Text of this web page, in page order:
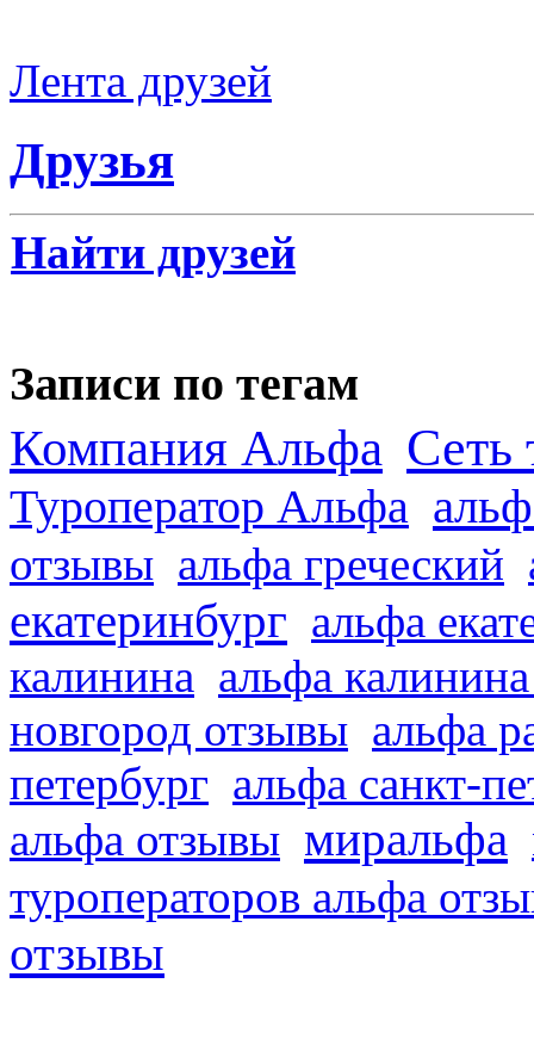
Лента друзей
Друзья
Найти друзей
Записи по тегам
Компания Альфа Сеть
Туроператор Альфа
отзывы альфа греческий
екатеринбург альфа
калинина альфа
новгород отзывы альфа
петербург альфа санкт-
альфа отзывы миральфа
туроператоров альфа
отзывы